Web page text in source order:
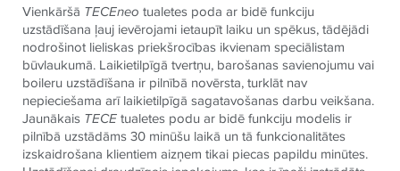
Vienkāršā TECEneo tualetes poda ar bidē funkciju
uzstādīšana ļauj ievērojami ietaupīt laiku un spēkus, tādējādi
nodrošinot lieliskas priekšrocības ikvienam speciālistam
būvlaukumā. Laikietilpīgā tvertņu, barošanas savienojumu vai
boileru uzstādīšana ir pilnībā novērsta, turklāt nav
nepieciešama arī laikietilpīgā sagatavošanas darbu veikšana.
Jaunākais TECEtualetes podu ar bidē funkciju modelis ir
pilnībā uzstādāms 30 minūšu laikā un tā funkcionalitātes
izskaidrošana klientiem aizņem tikai piecas papildu minūtes.